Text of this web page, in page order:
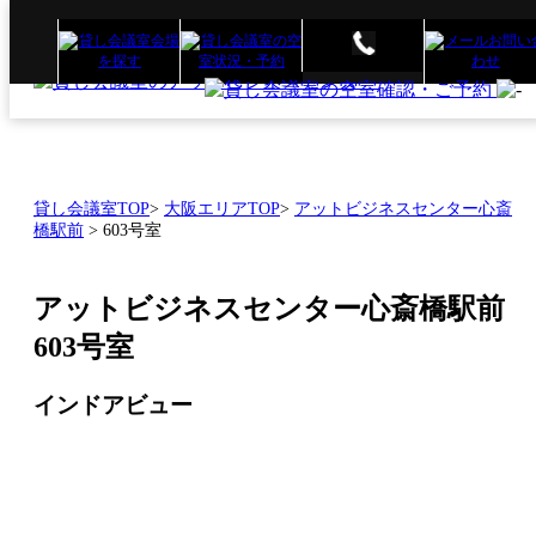
貸し会議室TOP> 大阪エリアTOP> アットビジネスセンター心斎
橋駅前 > 603号室
アットビジネスセンター心斎橋駅前
603号室
インドアビュー